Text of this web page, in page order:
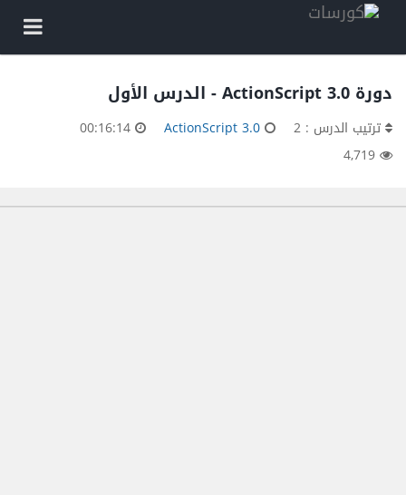
دورة ActionScript 3.0 - الدرس الأول
ترتيب الدرس : 2 ActionScript 3.0